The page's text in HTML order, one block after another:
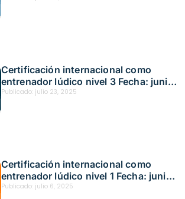
Certificación internacional como
entrenador lúdico nivel 3 Fecha: junio
25, 2025
Publicado: julio 23, 2025
Certificación internacional como
entrenador lúdico nivel 1 Fecha: junio
19, 2025
Publicado: julio 6, 2025